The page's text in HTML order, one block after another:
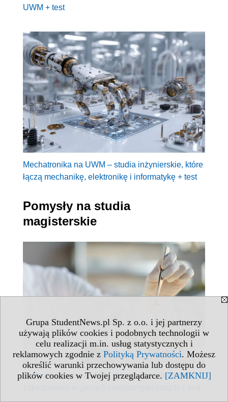
Grupa StudentNews.pl Sp. z o.o. i jej partnerzy
używają plików cookies i podobnych technologii w
celu realizacji m.in. usług statystycznych i
reklamowych zgodnie z Polityką Prywatności. Możesz
określić warunki przechowywania lub dostępu do
plików cookies w Twojej przeglądarce. [ZAMKNIJ]
UWM + test
Mechatronika na UWM – studia inżynierskie, które
łączą mechanikę, elektronikę i informatykę + test
Pomysły na studia
magisterskie
Biotechnologia na UWM jak wygląda przyszłość